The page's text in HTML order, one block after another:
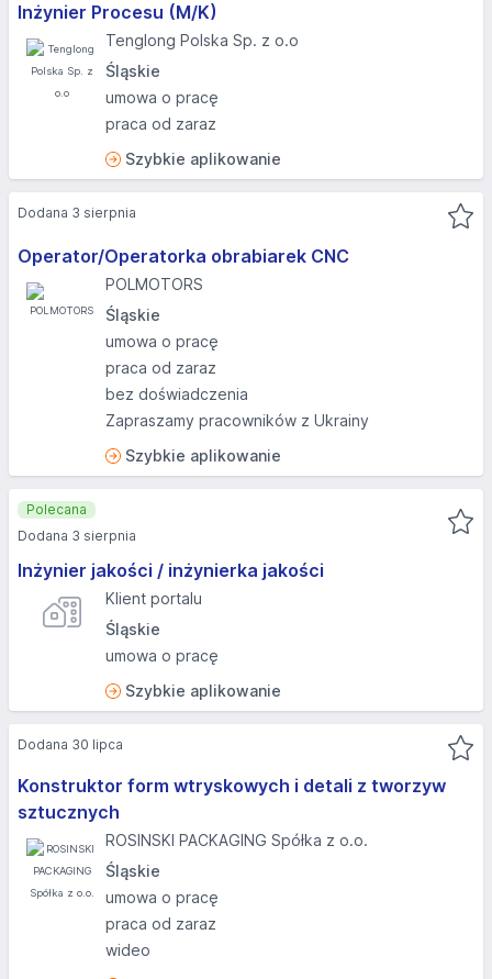
Inżynier Procesu (M/K)
Tenglong Polska Sp. z o.o
Śląskie
umowa o pracę
praca od zaraz
Szybkie aplikowanie
Operator/Operatorka obrabiarek CNC
POLMOTORS
Śląskie
umowa o pracę
praca od zaraz
bez doświadczenia
Zapraszamy pracowników z Ukrainy
Szybkie aplikowanie
Dodana 3 sierpnia
Inżynier jakości / inżynierka jakości
Klient portalu
Śląskie
umowa o pracę
Szybkie aplikowanie
Polecana
Dodana 3 sierpnia
Konstruktor form wtryskowych i detali z tworzyw
sztucznych
ROSINSKI PACKAGING Spółka z o.o.
Śląskie
umowa o pracę
praca od zaraz
wideo
Dodana 30 lipca